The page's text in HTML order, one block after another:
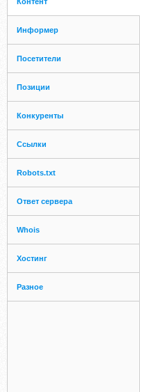
Информер
Посетители
Позиции
Конкуренты
Ссылки
Robots.txt
Ответ сервера
Whois
Хостинг
Разное